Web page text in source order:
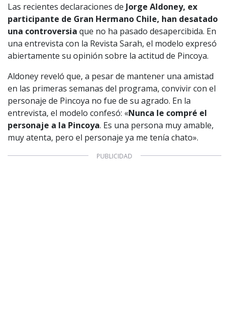
Las recientes declaraciones de Jorge Aldoney, ex
participante de Gran Hermano Chile, han desatado
una controversia que no ha pasado desapercibida. En
una entrevista con la Revista Sarah, el modelo expresó
abiertamente su opinión sobre la actitud de Pincoya.
Aldoney reveló que, a pesar de mantener una amistad
en las primeras semanas del programa, convivir con el
personaje de Pincoya no fue de su agrado. En la
entrevista, el modelo confesó: «Nunca le compré el
personaje a la Pincoya. Es una persona muy amable,
muy atenta, pero el personaje ya me tenía chato».